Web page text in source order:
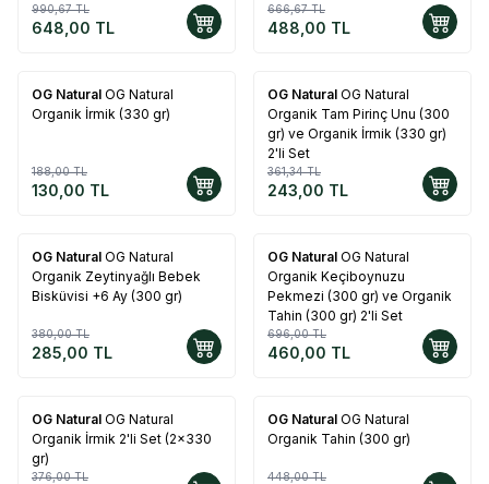
990,67TL
648,00 TL
Bisküvisi (150 gr) +6 Ay 2'li
Set
666,67TL
488,00 TL
%31
OG Natural OG Natural
Organik İrmik (330 gr)
188,00TL
130,00 TL
%33
OG Natural OG Natural
Organik Tam Pirinç Unu (300
gr) ve Organik İrmik (330 gr)
2'li Set
361,34TL
243,00 TL
%25
OG Natural OG Natural
Organik Zeytinyağlı Bebek
Bisküvisi +6 Ay (300 gr)
380,00TL
285,00 TL
%34
OG Natural OG Natural
Organik Keçiboynuzu
Pekmezi (300 gr) ve Organik
Tahin (300 gr) 2'li Set
696,00TL
460,00 TL
%34
OG Natural OG Natural
Organik İrmik 2'li Set (2x330
gr)
376,00TL
%30
OG Natural OG Natural
Organik Tahin (300 gr)
448,00TL